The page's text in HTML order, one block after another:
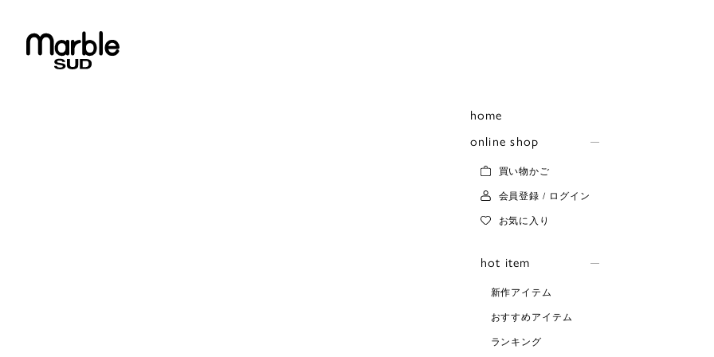
home
online shop
買い物かご
会員登録 / ログイン
お気に入り
hot item
新作アイテム
おすすめアイテム
ランキング